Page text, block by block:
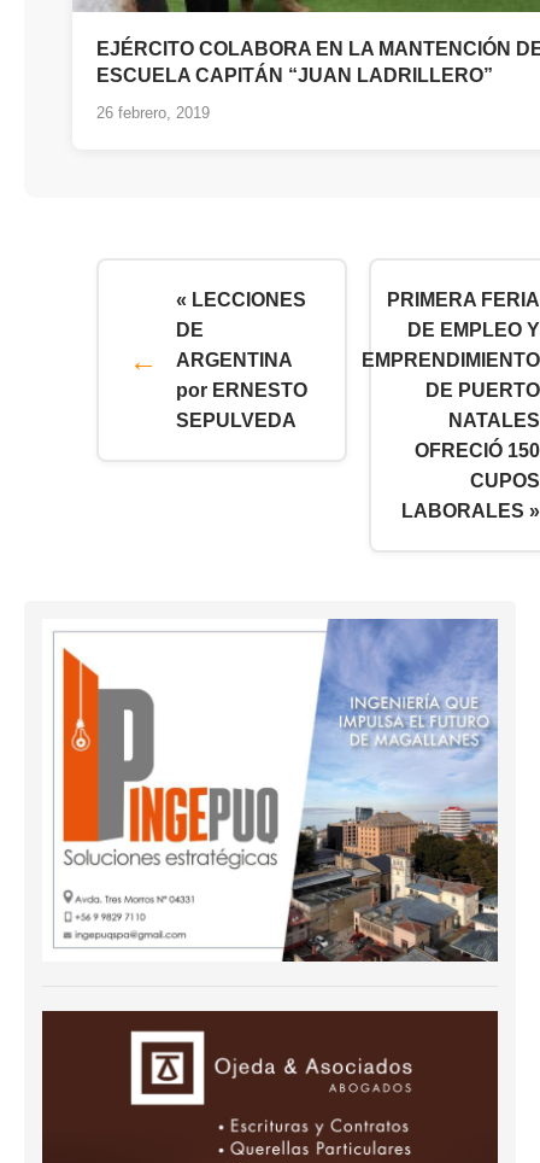
EJÉRCITO COLABORA EN LA MANTENCIÓN
ESCUELA CAPITÁN “JUAN LADRILLERO”
26 febrero, 2019
« LECCIONES
DE
ARGENTINA
por ERNESTO
SEPULVEDA
PRIMERA FERIA
DE EMPLEO Y
EMPRENDIMIENTO
DE PUERTO
NATALES
OFRECIÓ 150
CUPOS
LABORALES »